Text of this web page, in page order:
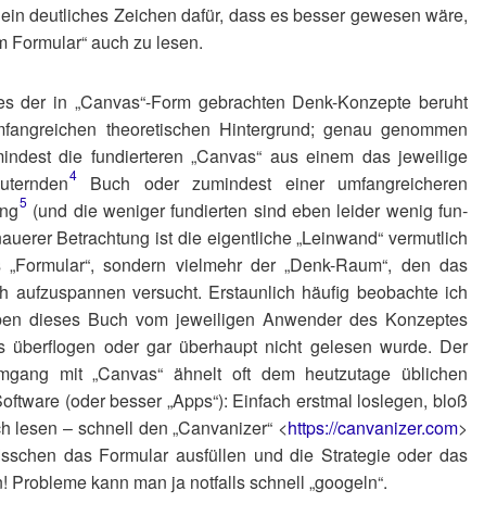
deut­li­ches Zei­chen dafür, dass es bes­ser gewe­sen wäre,
For­mu­lar“ auch zu lesen.
der in „Canvas“-Form gebrach­ten Denk-Kon­zep­te beruht
theo­re­ti­schen Hin­ter­grund; genau genom­men
die fun­dier­te­ren „Can­vas“ aus einem das jewei­li­ge
4Buch oder zumin­dest einer umfang­rei­che­ren
5 (und die weni­ger fun­dier­ten sind eben lei­der wenig fun­
Betrach­tung ist die eigent­li­che „Lein­wand“ ver­mut­lich
son­dern viel­mehr der „Denk-Raum“, den das
auf­zu­span­nen ver­sucht. Erstaun­lich häu­fig beob­ach­te ich
die­ses Buch vom jewei­li­gen Anwen­der des Kon­zep­tes
über­flo­gen oder gar über­haupt nicht gele­sen wur­de. Der
mit „Can­vas“ ähnelt oft dem heut­zu­ta­ge übli­chen
(oder bes­ser „Apps“): Ein­fach erst­mal los­le­gen, bloß
lesen – schnell den „Can­va­ni­zer“ <https://​can​va​ni​zer​.com>
das For­mu­lar aus­fül­len und die Stra­te­gie oder das
Pro­ble­me kann man ja not­falls schnell „goo­geln“.